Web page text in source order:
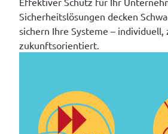
Sicherheitslösungen decken
sichern Ihre Systeme – individuell,
zukunftsorientiert.